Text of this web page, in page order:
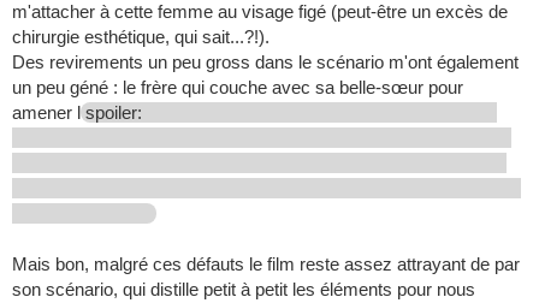
m'attacher à cette femme au visage figé (peut-être un excès de
chirurgie esthétique, qui sait...?!).
Des revirements un peu gross dans le scénario m'ont également
un peu géné : le frère qui couche avec sa belle-sœur pour
amener l spoiler:
Mais bon, malgré ces défauts le film reste assez attrayant de par
son scénario, qui distille petit à petit les éléments pour nous